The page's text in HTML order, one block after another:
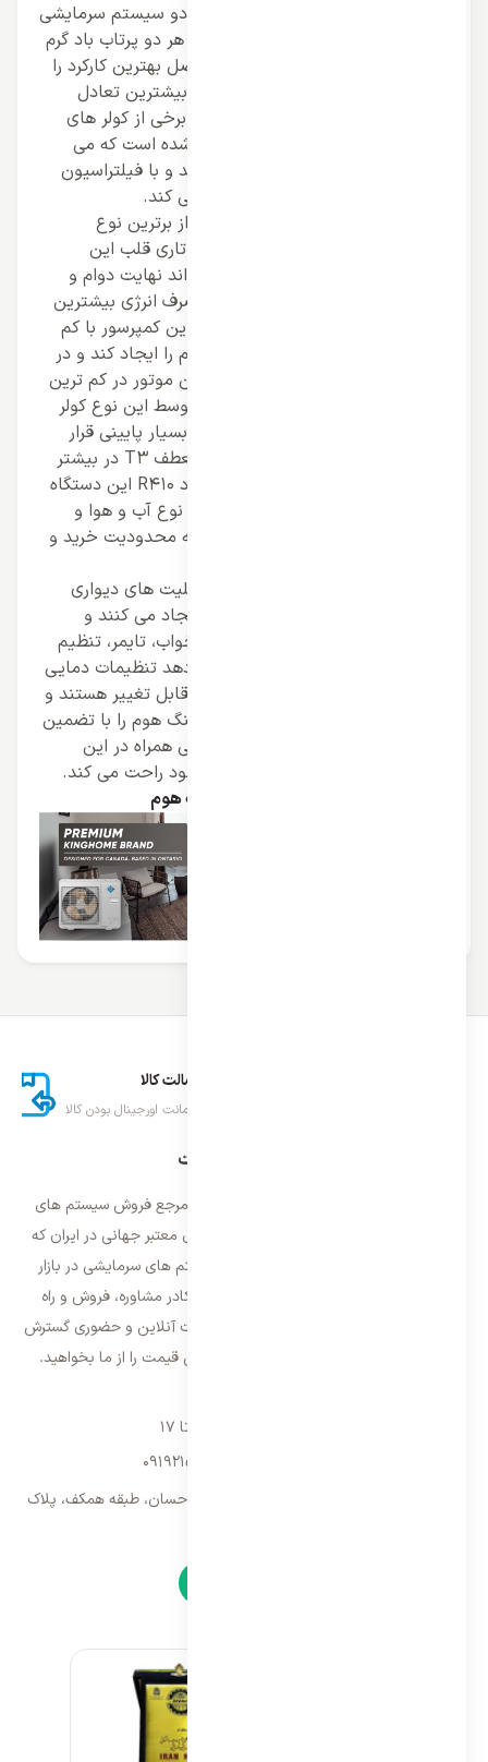
اسپلیت دیواری کینگ هوم معمولا از دو سیستم سرمایشی
و گرمایشی برخوردار است و می تواند هر دو پرتاب باد گرم
و سرد را ایجاد کند و برای هر چهار فصل بهترین کارکرد را
دارد و می تواند در همه روزهای سال بیشترین تعادل
دمایی را ایجاد کند و علاوه بر این در برخی از کولر های
کینگ هوم فیلترهای متعددی تعبیه شده است که می
تواند تهویه هوای محیطی را ایجاد کند و با فیلتراسیون
بهترین تهویه هوای محیط را ایجاد می کند.
کینگ هوم برای اسپلیت های دیواری از برترین نوع
کمپرسور بهره برده است و کمپرسور روتاری قلب این
سیستم ها به شمار می رود که می تواند نهایت دوام و
راندمان را ایجاد کند و با کم ترین مصرف انرژی بیشترین
پرتاب باد و عملکرد را ایجاد می کند. این کمپرسور با کم
ترین فشار می تواند هوای خنک و گرم را ایجاد کند و در
نتیجه نویز و صدای تولیدی توسط این موتور در کم ترین
حالت ممکن قرار دارد. مصرف انرژی توسط این نوع کولر
ها خصوصا نوع اینورتر آن ها در حد بسیار پایینی قرار
دارد و علاوه بر این با وجود کلاس منعطف T3 در بیشتر
کولر های دیواری کینگ هوم و گاز مبرد R410 این دستگاه
ها بدون ایجاد آلاینده هوایی برای هر نوع آب و هوا و
جغرافیایی مناسب هستند و در نتیجه محدودیت خرید و
امکانات و قابلیت های متعدد در اسپلیت های دیواری
کینگ هوم نهایت کارایی و کارکرد را ایجاد می کنند و
مواردی همچون کیت اینورتر، حالت خواب، تایمر، تنظیم
فن و… مواردی هستند که نشان می دهد تنظیمات دمایی
و حالت های مختلف در این سیستم قابل تغییر هستند و
نمایندگی ما اسپیلیت های دیواری کینگ هوم را با تضمین
اصالت و کیفیت ارائه می کند و گارانتی همراه در این
محصولات خیال کاربر را بابت خرید خود راحت می کند.
کولر گازی دیواری کینگ هوم
اصالت کالا
ضمانت اورجینال بودن کالا
درباره ایران اسپلیت
فروشگاه ایران اسپلیت اولین و معتمد ترین مرجع فروش سیستم های
تهویه مطبوع و سرمایشی وارداتی با برند های معتبر جهانی در ایران که
فعالیت خود را از سال ۱۳۸۷ با فروش سیستم های سرمایشی در بازار
تهران شروع و از سال ۱۳۹۵ با بهره گیری از کادر مشاوره، فروش و راه
اندازی، فعالیت خود را در سراسر کشور به صورت آنلاین و حضوری گسترش
داده است. با کیفیت ترین خدمات و بهترین قیمت را از ما بخواهید.
09192157173
تهران، سه راه امین حضور، مجتمع تجاری احسان، طبقه همکف، پلاک